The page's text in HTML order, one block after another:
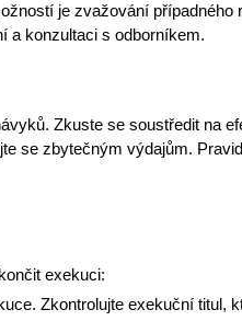
je zvažování případného
a konzultaci s odborníkem.
Zkuste se soustředit na
se zbytečným výdajům.
exekuci:
Zkontrolujte exekuční titul,